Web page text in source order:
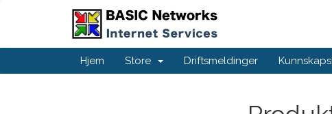
Hjem Store Driftsmeldinger